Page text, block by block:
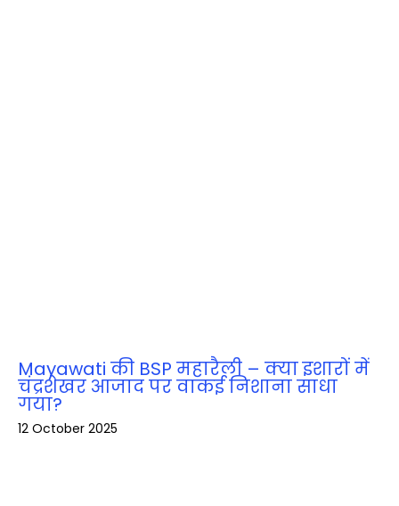
Mayawati की BSP महारैली – क्या इशारों में
चंद्रशेखर आजाद पर वाकई निशाना साधा
गया?
12 October 2025